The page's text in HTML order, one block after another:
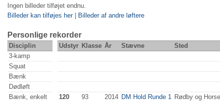
Ingen billeder tilføjet endnu.
Billeder kan tilføjes her| Billeder af andre løftere
Personlige rekorder
Disciplin Udstyr Klasse År Stævne
Sted
3-kamp
Squat
Bænk
Dødløft
Bænk, enkelt
120 93 2014 DM Hold Runde 1 Rødby og